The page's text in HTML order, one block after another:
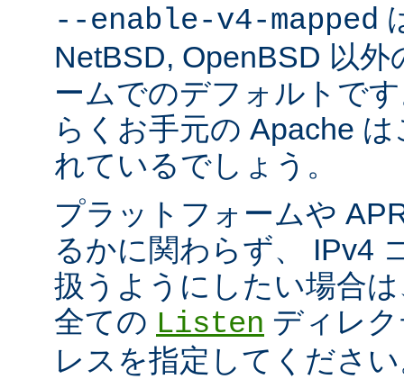
--enable-v4-mapped
NetBSD, OpenBSD 以
ームでのデフォルトで
らくお手元の Apache
れているでしょう。
プラットフォームや
るかに関わらず、 IPv4
扱うようにしたい場合
全ての Listen ディレ
レスを指定してくださ